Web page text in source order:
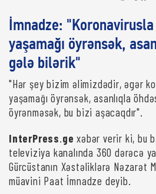
İmnadze:
yaşamağı öyrənsək,
gələ bilərik"
"Hər şey bizim əlimizdədir, əgər
yaşamağı öyrənsək, asanlıqla
öyrənməsək, bu bizi aşacaqdır".
InterPress.ge xəbər verir ki, bu
televiziya kanalında 360 dərəcə
Gürcüstanın Xəstəliklərə Nəzarət
müavini Paat İmnadze deyib.